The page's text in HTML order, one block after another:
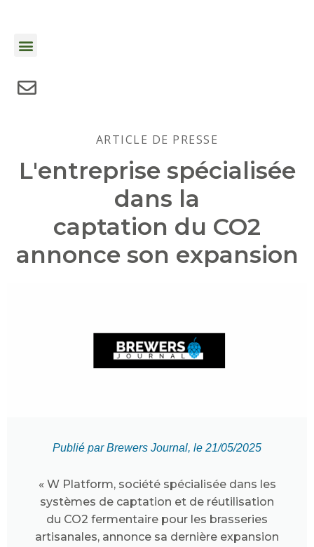
ARTICLE DE PRESSE
L'entreprise spécialisée
dans la
captation du CO2
annonce son expansion
Publié par Brewers Journal, le 21/05/2025
« W Platform, société spécialisée dans les
systèmes de captation et de réutilisation
du CO2 fermentaire pour les brasseries
artisanales, annonce sa dernière expansion